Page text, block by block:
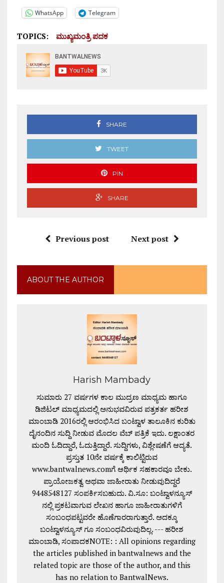
WhatsApp Telegram
TOPICS: ಮುಖ್ಯಮಂತ್ರಿ ಪದಕ
SHARE
TWEET
PIN
SHARE
Previous post Next post
ABOUT THE AUTHOR
Harish Mambady
ಸುಮಾರು 27 ವರ್ಷಗಳ ಕಾಲ ಮುದ್ರಣ ಮಾಧ್ಯಮ ಹಾಗೂ
ಡಿಜಿಟಲ್ ಮಾಧ್ಯಮದಲ್ಲಿ ಅನುಭವವಿರುವ ಪತ್ರಕರ್ತ ಹರೀಶ
ಮಾಂಬಾಡಿ 2016ರಲ್ಲಿ ಆರಂಭಿಸಿದ ಬಂಟ್ವಾಳ ತಾಲೂಕಿನ ಕುರಿತು
ದೈನಂದಿನ ಸುದ್ದಿ ನೀಡುವ ಮೊದಲ ವೆಬ್ ಪತ್ರಿಕೆ ಇದು. ಲಕ್ಷಾಂತರ
ಮಂದಿ ಓದಿದ್ದಾರೆ, ಓದುತ್ತಿದ್ದಾರೆ. ಸುದ್ದಿಗಳು, ವಿಶ್ಲೇಷಣೆಗೆ ಆದ್ಯತೆ.
ಪ್ರಸ್ತುತ 10ನೇ ವರ್ಷಕ್ಕೆ ಕಾಲಿಟ್ಟಿರುವ
www.bantwalnews.comಗೆ ಆರ್ಥಿಕ ಸಹಕಾರವೂ ಬೇಕು.
ಪ್ರಾಯೋಜಕತ್ವ ಅಥವಾ ಜಾಹೀರಾತು ನೀಡುವುದಿದ್ದರೆ
9448548127 ಸಂಪರ್ಕಿಸಬಹುದು. ವಿ.ಸೂ: ಬಂಟ್ವಾಳನ್ಯೂಸ್
ನಲ್ಲಿ ಪ್ರಕಟವಾಗುವ ಲೇಖನ ಹಾಗೂ ಜಾಹೀರಾತುಗಳಿಗೆ
ಸಂಬಂಧಪಟ್ಟವರೇ ಹೊಣೆಗಾರರಾಗುತ್ತಾರೆ. ಅದಕ್ಕೂ
ಬಂಟ್ವಾಳನ್ಯೂಸ್ ಗೂ ಸಂಬಂಧವಿರುವುದಿಲ್ಲ. --- ಹರೀಶ
ಮಾಂಬಾಡಿ, ಸಂಪಾದಕNOTE: : All opinions regarding
the articles published in bantwalnews and the
related topic are those of the author, and this
has no relation to BantwalNews.